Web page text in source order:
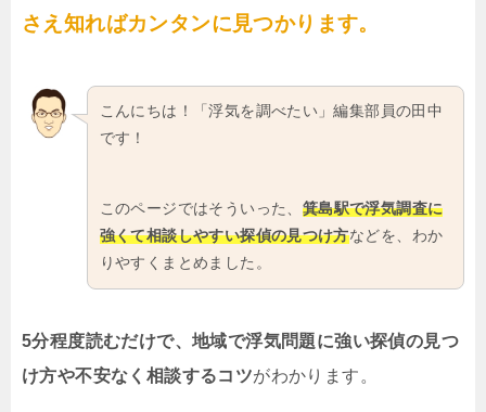
さえ知ればカンタンに見つかります。
こんにちは！「浮気を調べたい」編集部員の田中
です！
このページではそういった、 箕島駅で浮気調査に
強くて相談しやすい探偵の見つけ方などを、わか
りやすくまとめました。
5分程度読むだけで、地域で浮気問題に強い探偵の見つ
け方や不安なく相談するコツがわかります。